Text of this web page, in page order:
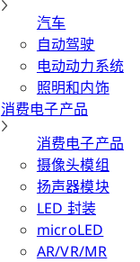
汽车
自动驾驶
电动动力系统
照明和内饰
消费电子产品
消费电子产品
摄像头模组
扬声器模块
LED 封装
microLED
AR/VR/MR